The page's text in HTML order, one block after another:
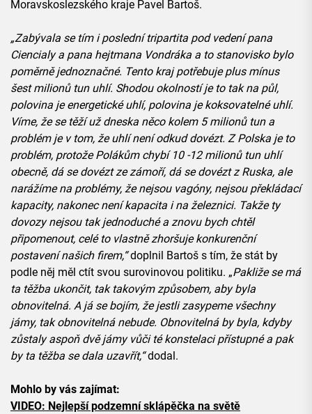
Moravskoslezského kraje Pavel Bartoš.
„Zabývala se tím i poslední tripartita pod vedení pana
Ciencialy a pana hejtmana Vondráka a to stanovisko bylo
poměrně jednoznačné. Tento kraj potřebuje plus mínus
šest milionů tun uhlí. Shodou okolností je to tak na půl,
polovina je energetické uhlí, polovina je koksovatelné uhlí.
Víme, že se těží už dneska něco kolem 5 milionů tun a
problém je v tom, že uhlí není odkud dovézt. Z Polska je to
problém, protože Polákům chybí 10 -12 milionů tun uhlí
obecně, dá se dovézt ze zámoří, dá se dovézt z Ruska, ale
narážíme na problémy, že nejsou vagóny, nejsou překládací
kapacity, nakonec není kapacita i na železnici. Takže ty
dovozy nejsou tak jednoduché a znovu bych chtěl
připomenout, celé to vlastně zhoršuje konkurenční
postavení našich firem,“doplnil Bartoš s tím, že stát by
podle něj měl ctít svou surovinovou politiku. „Pakliže se má
ta těžba ukončit, tak takovým způsobem, aby byla
obnovitelná. A já se bojím, že jestli zasypeme všechny
jámy, tak obnovitelná nebude. Obnovitelná by byla, kdyby
zůstaly aspoň dvě jámy vůči té konstelaci přístupné a pak
by ta těžba se dala uzavřít,“dodal.
Mohlo by vás zajímat:
VIDEO: Nejlepší podzemní sklápěčka na světě